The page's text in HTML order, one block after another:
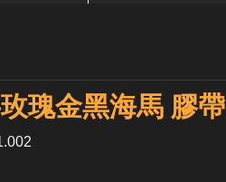
瑰金黑海馬 膠帶